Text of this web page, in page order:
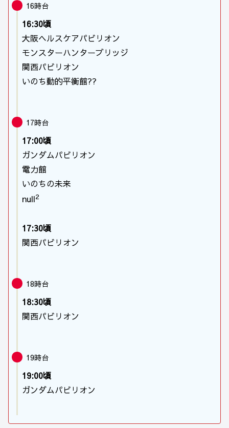
16時台
16:30頃
大阪ヘルスケアパビリオン
モンスターハンターブリッジ
関西パビリオン
いのち動的平衡館??
17時台
17:00頃
ガンダムパビリオン
電力館
いのちの未来
null2
17:30頃
関西パビリオン
18時台
18:30頃
関西パビリオン
19時台
19:00頃
ガンダムパビリオン